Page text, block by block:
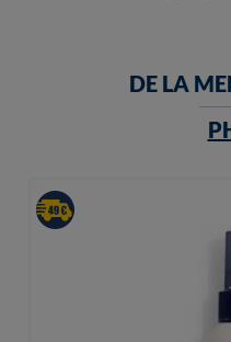
DE LA